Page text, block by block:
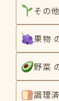
その
果物
野菜
調理